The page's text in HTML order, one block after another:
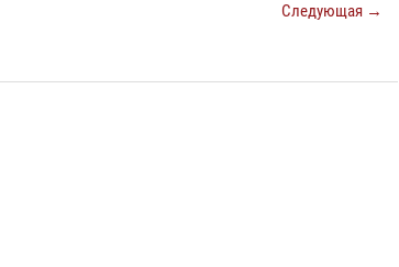
Следующая →